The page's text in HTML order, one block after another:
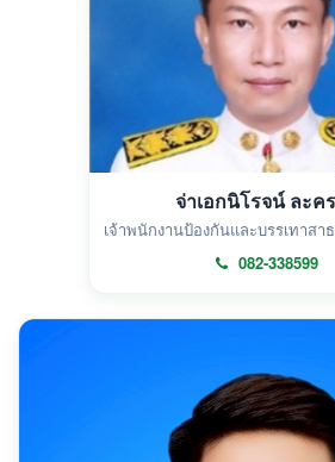
จ่าเอกนิโรจน์ ละค
เจ้าพนักงานป้องกันและบรรเทาส
082-338599